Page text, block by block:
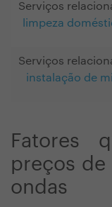
Serviços
limpeza
Serviços
instalação de
Fatores
preços de
ondas